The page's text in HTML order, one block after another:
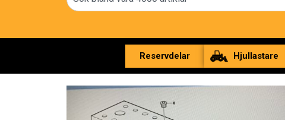
Reservdelar Hjullastare